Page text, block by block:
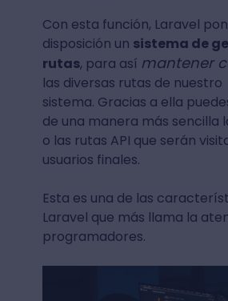
Con esta función, Laravel
disposición un sistema de
rutas, para así mantener
las diversas rutas de nuestro
sistema. Gracias a ella
de una manera más sencilla
o las rutas API que serán
usuarios finales.
Esta es una de las
Laravel que más llama la
programadores.